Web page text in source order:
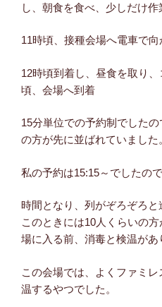
し、朝食を食べ、少しだけ作
11時頃、接種会場へ電車で向
12時頃到着し、昼食を取り
頃、会場へ到着
15分単位での予約制でした
の方が先に並ばれていました
私の予約は15:15～でしたの
時間となり、列がぞろぞろ
このときには10人くらいの
場に入る前、消毒と検温があ
この会場では、よくファミ
温するやつでした。